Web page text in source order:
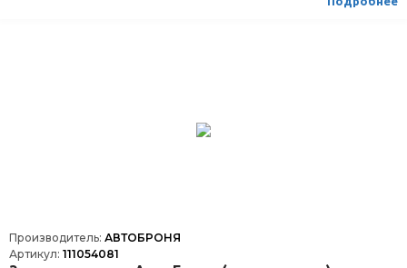
Производитель: АВТОБРОНЯ
Артикул: 111054081